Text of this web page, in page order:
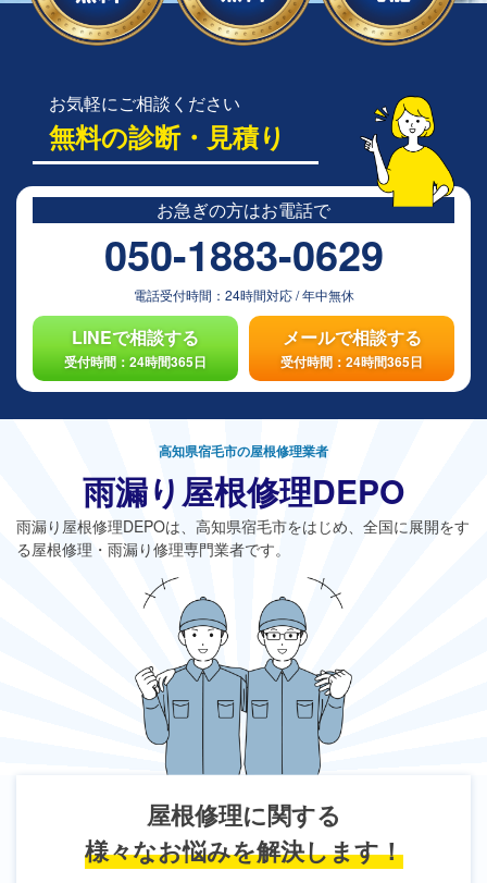
お気軽にご相談ください
無料の診断・見積り
お急ぎの方はお電話で
050-1883-0629
電話受付時間： 24時間対応/年中無休
LINEで相談する
受付時間：24時間365日
メールで相談する
受付時間：24時間365日
高知県宿毛市の屋根修理業者
雨漏り屋根修理DEPO
雨漏り屋根修理DEPOは、高知県宿毛市をはじめ、全国に展開をす
る屋根修理・雨漏り修理専門業者です。
屋根修理に関する
様々なお悩みを解決します！